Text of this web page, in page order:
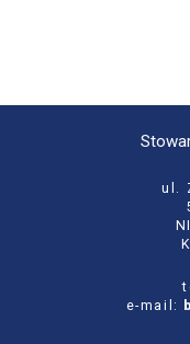
ul.
e-mail: